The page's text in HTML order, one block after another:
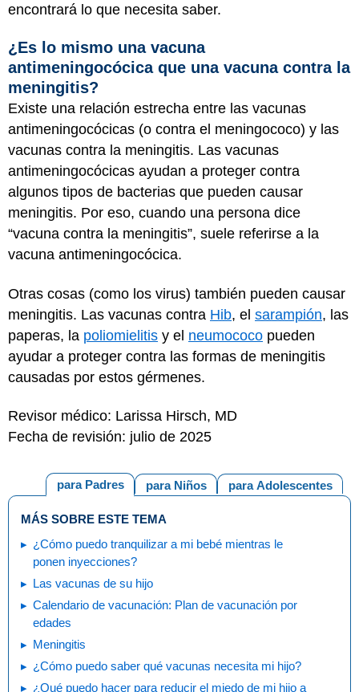
encontrará lo que necesita saber.
¿Es lo mismo una vacuna
antimeningocócica que una vacuna contra la
meningitis?
Existe una relación estrecha entre las vacunas
antimeningocócicas (o contra el meningococo) y las
vacunas contra la meningitis. Las vacunas
antimeningocócicas ayudan a proteger contra
algunos tipos de bacterias que pueden causar
meningitis. Por eso, cuando una persona dice
“vacuna contra la meningitis”, suele referirse a la
vacuna antimeningocócica.
Otras cosas (como los virus) también pueden causar
meningitis. Las vacunas contra Hib, el sarampión, las
paperas, la poliomielitis y el neumococo pueden
ayudar a proteger contra las formas de meningitis
causadas por estos gérmenes.
Revisor médico: Larissa Hirsch, MD
Fecha de revisión: julio de 2025
para Adolescentes
para Niños
para Padres
MÁS SOBRE ESTE TEMA
¿Cómo puedo tranquilizar a mi bebé mientras le
ponen inyecciones?
Las vacunas de su hijo
Calendario de vacunación: Plan de vacunación por
edades
Meningitis
¿Cómo puedo saber qué vacunas necesita mi hijo?
¿Qué puedo hacer para reducir el miedo de mi hijo a